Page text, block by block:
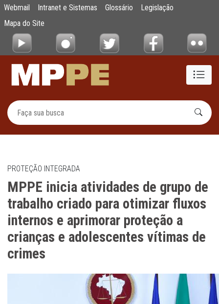
Pular para o Conteúdo principal
MPPE inicia atividades de grupo de
Webmail Intranet e Sistemas Glossário
Legislação
Mapa do Site
PROTEÇÃO INTEGRADA
MPPE inicia atividades de grupo de
trabalho criado para otimizar fluxos
internos e aprimorar proteção a
crianças e adolescentes vítimas de
crimes